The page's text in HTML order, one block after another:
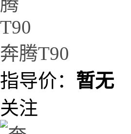
奔腾T90
指导价： 暂无
关注